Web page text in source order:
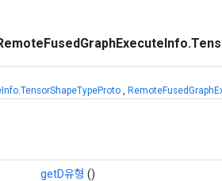
,
getD유형 ()